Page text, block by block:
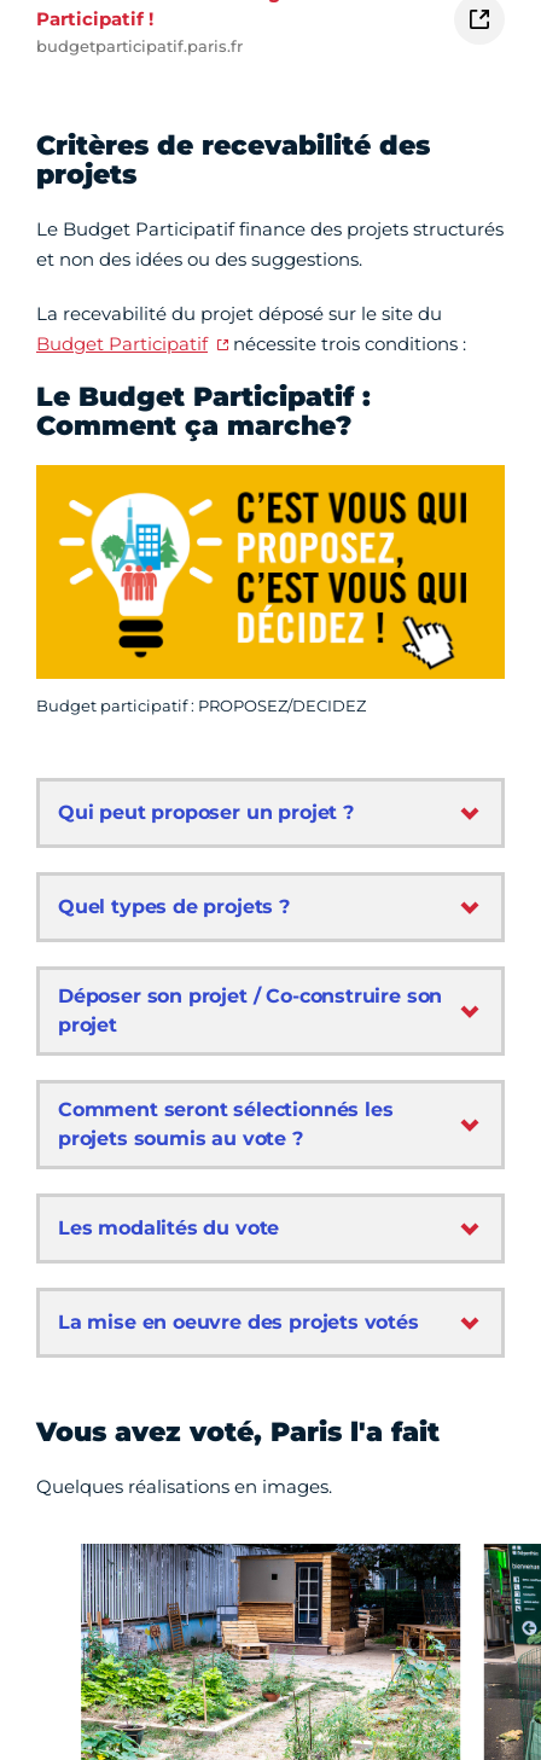
Participatif !
budgetparticipatif.paris.fr
Critères de recevabilité des
projets
Le Budget Participatif finance des projets structurés
et non des idées ou des suggestions.
La recevabilité du projet déposé sur le site du
Budget Participatif
nécessite trois conditions :
Le Budget Participatif :
Comment ça marche?
Budget participatif : PROPOSEZ/DECIDEZ
Qui peut proposer un projet ?
Quel types de projets ?
Déposer son projet / Co-construire son
projet
Comment seront sélectionnés les
projets soumis au vote ?
Les modalités du vote
La mise en oeuvre des projets votés
Vous avez voté, Paris l'a fait
Quelques réalisations en images.